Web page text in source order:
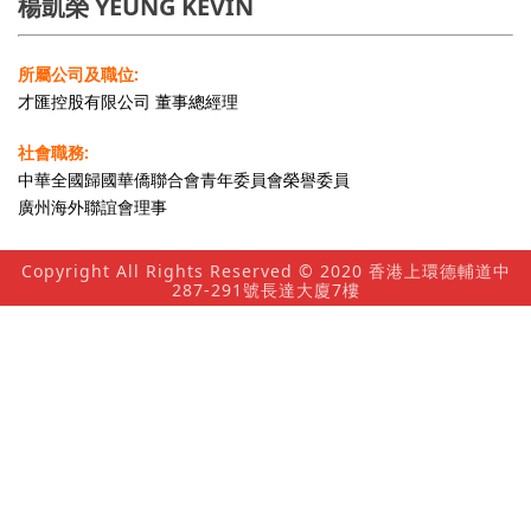
楊凱榮 YEUNG KEVIN
所屬公司及職位:
才匯控股有限公司 董事總經理
社會職務:
中華全國歸國華僑聯合會青年委員會榮譽委員
廣州海外聯誼會理事
Copyright All Rights Reserved © 2020 香港上環德輔道中
287-291號長達大廈7樓